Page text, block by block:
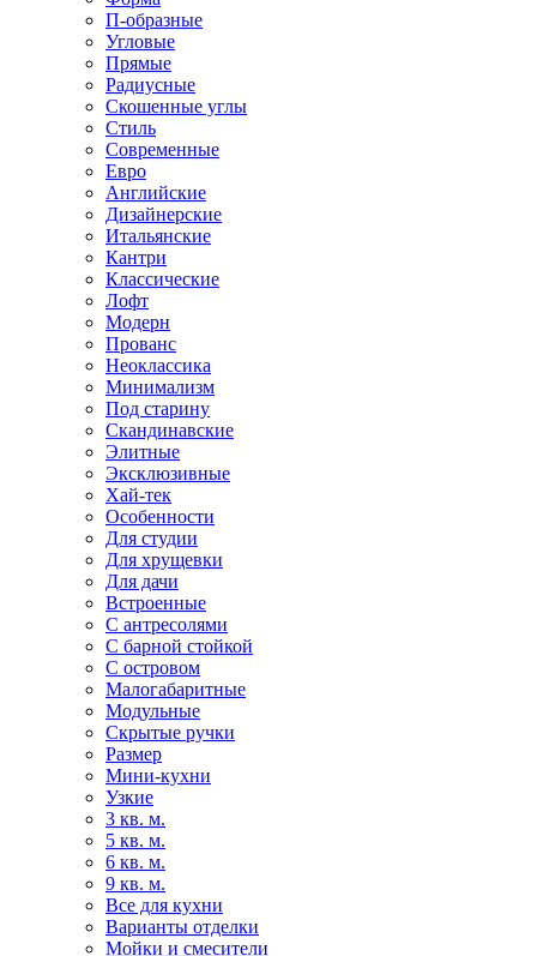
П-образные
Угловые
Прямые
Радиусные
Скошенные углы
Стиль
Современные
Евро
Английские
Дизайнерские
Итальянские
Кантри
Классические
Лофт
Модерн
Прованс
Неоклассика
Минимализм
Под старину
Скандинавские
Элитные
Эксклюзивные
Хай-тек
Особенности
Для студии
Для хрущевки
Для дачи
Встроенные
С антресолями
С барной стойкой
С островом
Малогабаритные
Модульные
Скрытые ручки
Размер
Мини-кухни
Узкие
3 кв. м.
5 кв. м.
6 кв. м.
9 кв. м.
Все для кухни
Варианты отделки
Мойки и смесители